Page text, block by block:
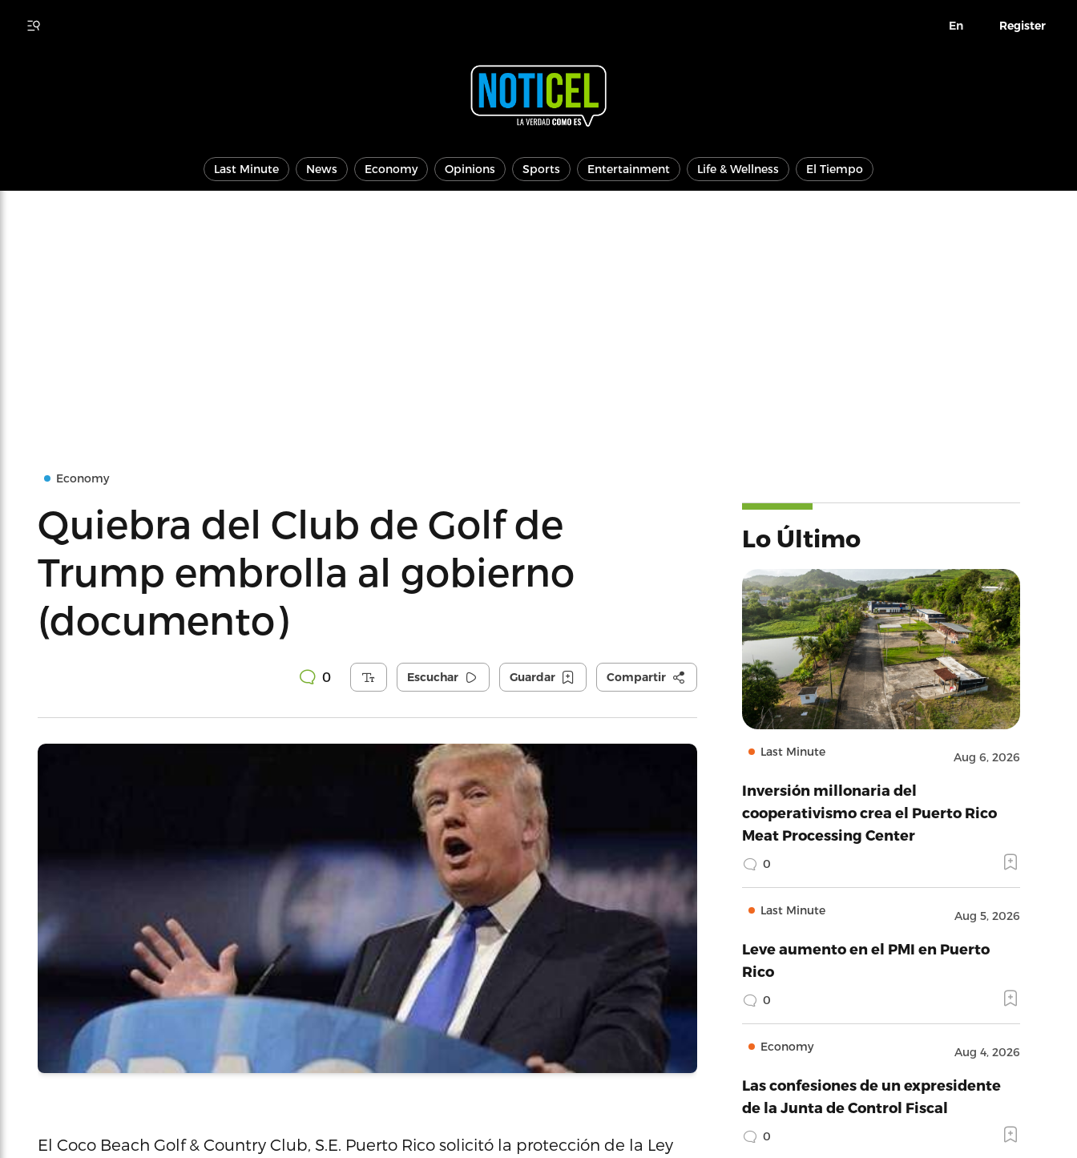
En Register
Last Minute News Economy Opinions Sports Entertainment Life & Wellness El Tiempo
Economy
Quiebra del Club de Golf de
Trump embrolla al gobierno
(documento)
0 Escuchar Guardar Compartir
El Coco Beach Golf & Country Club, S.E. Puerto Rico solicitó la protección de la Ley
Lo Último
Last Minute Aug 6, 2026
Inversión millonaria del
cooperativismo crea el Puerto Rico
Meat Processing Center
0
Last Minute Aug 5, 2026
Leve aumento en el PMI en Puerto
Rico
0
Economy Aug 4, 2026
Las confesiones de un expresidente
de la Junta de Control Fiscal
0